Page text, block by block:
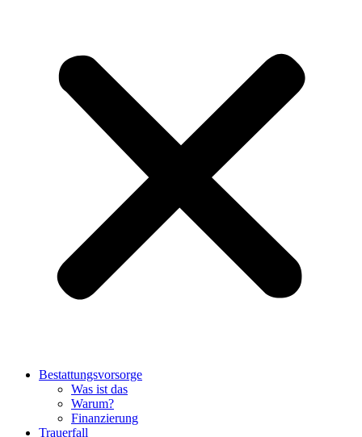
Bestattungsvorsorge
Was ist das
Warum?
Finanzierung
Trauerfall